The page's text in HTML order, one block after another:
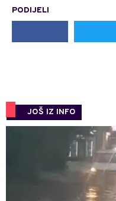
PODIJELI
JOŠ IZ INFO